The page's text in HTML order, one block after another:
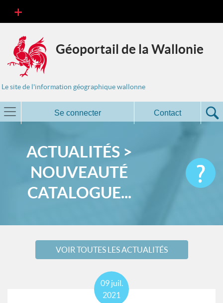
Géoportail de la Wallonie
Le site de l'information géographique wallonne
Se connecter Contact
ACTUALITÉS >
NOUVEAUTÉ
CATALOGUE...
VOIR TOUTES LES ACTUALITÉS
09 juil.
2021